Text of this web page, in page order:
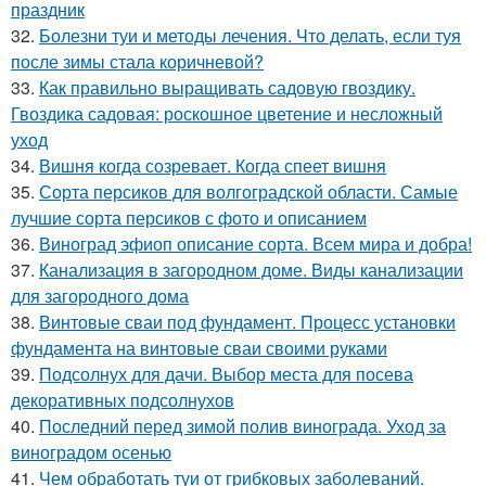
праздник
32. Болезни туи и методы лечения. Что делать, если туя
после зимы стала коричневой?
33. Как правильно выращивать садовую гвоздику.
Гвоздика садовая: роскошное цветение и несложный
уход
34. Вишня когда созревает. Когда спеет вишня
35. Сорта персиков для волгоградской области. Самые
лучшие сорта персиков с фото и описанием
36. Виноград эфиоп описание сорта. Всем мира и добра!
37. Канализация в загородном доме. Виды канализации
для загородного дома
38. Винтовые сваи под фундамент. Процесс установки
фундамента на винтовые сваи своими руками
39. Подсолнух для дачи. Выбор места для посева
декоративных подсолнухов
40. Последний перед зимой полив винограда. Уход за
виноградом осенью
41. Чем обработать туи от грибковых заболеваний.